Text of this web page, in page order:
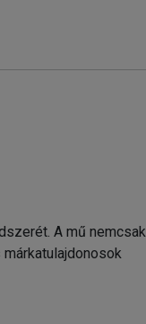
A mű nemcsak